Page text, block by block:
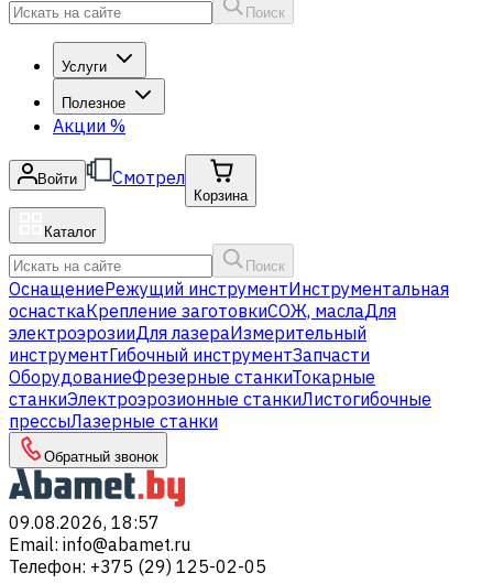
Поиск
Услуги
Полезное
Акции %
Войти Смотрел
Корзина
Каталог
Поиск
ОснащениеРежущий инструментИнструментальная
оснасткаКрепление заготовкиСОЖ, маслаДля
электроэрозииДля лазераИзмерительный
инструментГибочный инструментЗапчасти
ОборудованиеФрезерные станкиТокарные
станкиЭлектроэрозионные станкиЛистогибочные
прессыЛазерные станки
Обратный звонок
09.08.2026, 18:57
Email: info@abamet.ru
Телефон: +375 (29) 125-02-05